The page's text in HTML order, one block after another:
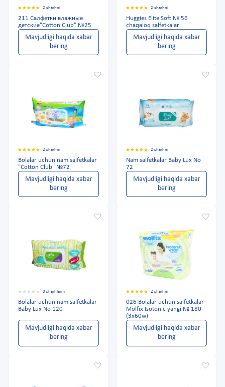
2 sharhni
211 Салфетки влажные
детские"Cotton Club" №25
Mavjudligi haqida xabar
bering
2 sharhni
Huggies Elite Soft № 56
chaqaloq salfetkalari
Mavjudligi haqida xabar
bering
2 sharhni
Bolalar uchun nam salfetkalar
"Cotton Club" №72
Mavjudligi haqida xabar
bering
2 sharhni
Nam salfetkalar Baby Lux No
72
Mavjudligi haqida xabar
bering
0 sharhlarni
Bolalar uchun nam salfetkalar
Baby Lux No 120
Mavjudligi haqida xabar
bering
2 sharhni
026 Bolalar uchun salfetkalar
Molfix Isotonic yangi № 180
(3x60w)
Mavjudligi haqida xabar
bering